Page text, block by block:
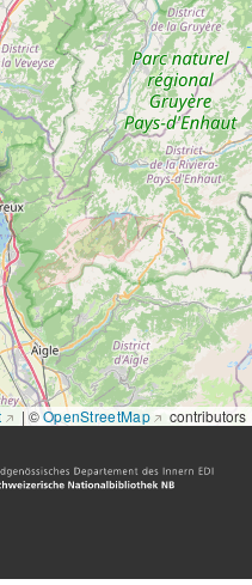
| ©OpenStreetMap contributors